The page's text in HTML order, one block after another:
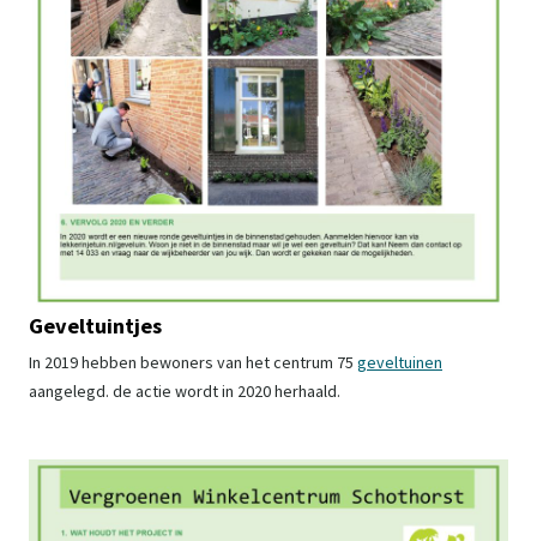
Geveltuintjes
In 2019 hebben bewoners van het centrum 75 geveltuinen
aangelegd. de actie wordt in 2020 herhaald.